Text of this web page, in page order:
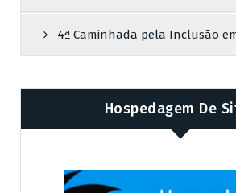
4ª Caminhada pela Inclusão
Hospedagem De